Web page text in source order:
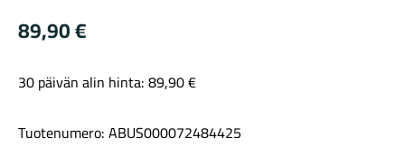
89,90€
30 päivän alin hinta:89,90€
Tuotenumero: ABUS000072484425